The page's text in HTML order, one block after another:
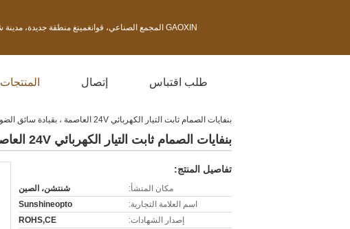
GAOXIN المجمع الصناعي، قوانغمينغ منطقة جديدة، مدينة شنتشن بمقاطعة قوانغدونغ، والصين
المنتجات إتصال طلب اقتباس
بنفايات الصمام ثابت التيار الكهربائي 24V العاصمة ، بقيادة سائق الضوء
بنفايات الصمام ثابت التيار الكهربائي 24V العاصمة ، بقيادة سائق الضوء
تفاصيل المنتج:
مكان المنشأ:
شنتشن، الصين
اسم العلامة التجارية:
Sunshineopto
إصدار الشهادات:
ROHS,CE